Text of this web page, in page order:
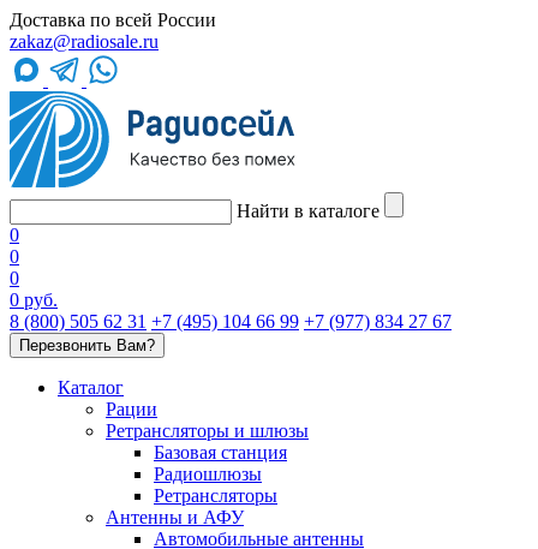
Доставка по всей России
zakaz@radiosale.ru
Найти в каталоге
0
0
0
0 руб.
8 (800) 505 62 31 +7 (495) 104 66 99 +7 (977) 834 27 67
Перезвонить Вам?
Каталог
Рации
Ретрансляторы и шлюзы
Базовая станция
Радиошлюзы
Ретрансляторы
Антенны и АФУ
Автомобильные антенны